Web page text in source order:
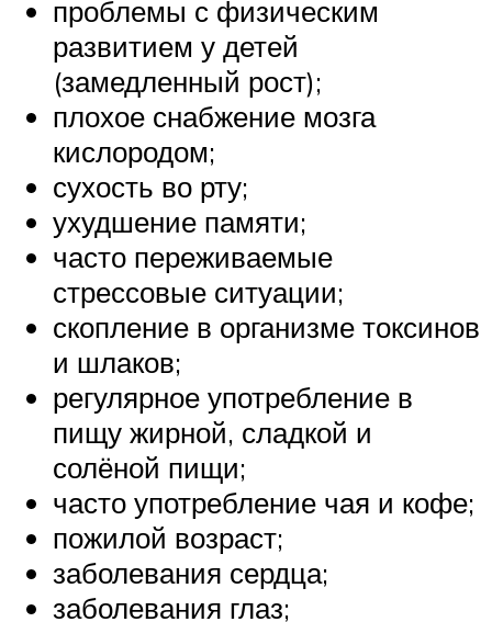
проблемы с физическим
развитием у детей
(замедленный рост);
плохое снабжение мозга
кислородом;
сухость во рту;
ухудшение памяти;
часто переживаемые
стрессовые ситуации;
скопление в организме токсинов
и шлаков;
регулярное употребление в
пищу жирной, сладкой и
солёной пищи;
часто употребление чая и кофе;
пожилой возраст;
заболевания сердца;
заболевания глаз;